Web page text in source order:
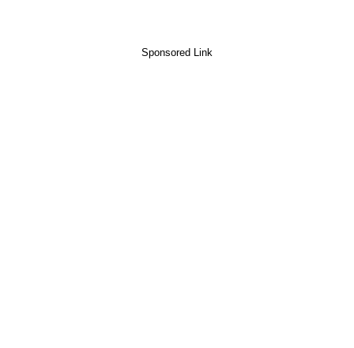
Sponsored Link